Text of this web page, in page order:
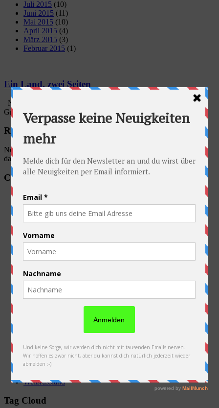
Juli 2015 (10)
Juni 2015 (11)
Mai 2015 (10)
April 2015 (4)
März 2015 (3)
Februar 2015 (1)
Ein Land, zwei Seiten
Nach 5 km Fahrt sind wir schließlich zum Belarussischen
Grenzübergang gelangt. Wir waren diesbezüglich etwas ...
Radschlag auf Facebook
No account found, Please enter the account ID available in the
dashboard
Categories
Allgemein
Ausrüstung
Australien
Belgien
China
Deutschland
Frankreich
Kasachstan
Laos
Neuseeland
Slowakei
Thailand
Ukraine
Weißrussland
Tag Cloud